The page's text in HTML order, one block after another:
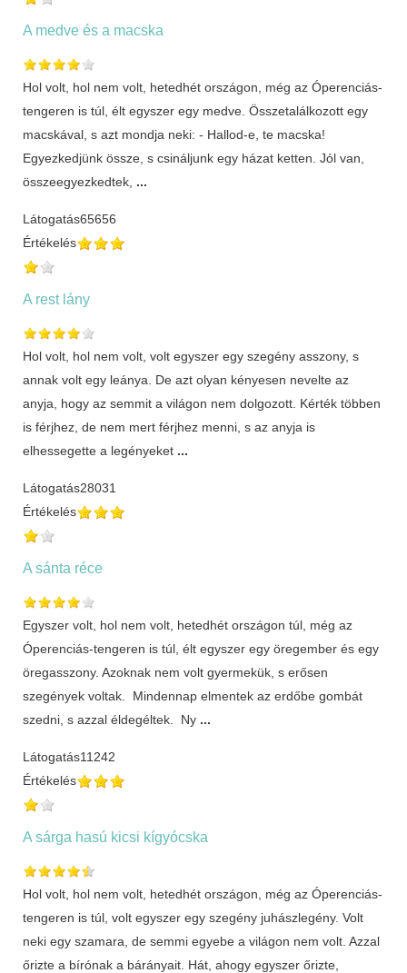
A medve és a macska
Hol volt, hol nem volt, hetedhét országon, még az Óperenciás-
tengeren is túl, élt egyszer egy medve. Összetalálkozott egy
macskával, s azt mondja neki: - Hallod-e, te macska!
Egyezkedjünk össze, s csináljunk egy házat ketten. Jól van,
összeegyezkedtek, ...
Látogatás65656
Értékelés
A rest lány
Hol volt, hol nem volt, volt egyszer egy szegény asszony, s
annak volt egy leánya. De azt olyan kényesen nevelte az
anyja, hogy az semmit a világon nem dolgozott. Kérték többen
is férjhez, de nem mert férjhez menni, s az anyja is
elhessegette a legényeket ...
Látogatás28031
Értékelés
A sánta réce
Egyszer volt, hol nem volt, hetedhét országon túl, még az
Óperenciás-tengeren is túl, élt egyszer egy öregember és egy
öregasszony. Azoknak nem volt gyermekük, s erősen
szegények voltak. Mindennap elmentek az erdőbe gombát
szedni, s azzal éldegéltek. Ny ...
Látogatás11242
Értékelés
A sárga hasú kicsi kígyócska
Hol volt, hol nem volt, hetedhét országon, még az Óperenciás-
tengeren is túl, volt egyszer egy szegény juhászlegény. Volt
neki egy szamara, de semmi egyebe a világon nem volt. Azzal
őrizte a bírónak a bárányait. Hát, ahogy egyszer őrizte,